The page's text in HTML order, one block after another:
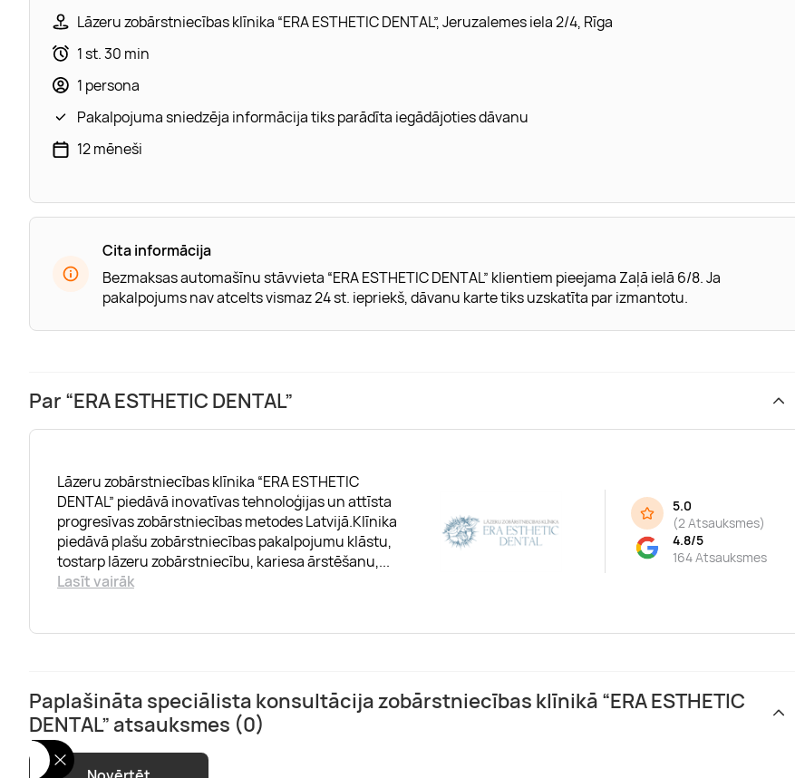
Lāzeru zobārstniecības klīnika “ERA ESTHETIC DENTAL”, Jeruzalemes iela 2/4, Rīga
1 st. 30 min
1 persona
Pakalpojuma sniedzēja informācija tiks parādīta iegādājoties dāvanu
12 mēneši
Cita informācija
Bezmaksas automašīnu stāvvieta “ERA ESTHETIC DENTAL” klientiem pieejama Zaļā ielā 6/8. Ja
pakalpojums nav atcelts vismaz 24 st. iepriekš, dāvanu karte tiks uzskatīta par izmantotu.
Par “ERA ESTHETIC DENTAL”
Lāzeru zobārstniecības klīnika “ERA ESTHETIC
DENTAL” piedāvā inovatīvas tehnoloģijas un attīsta
progresīvas zobārstniecības metodes Latvijā.Klīnika
piedāvā plašu zobārstniecības pakalpojumu klāstu,
tostarp lāzeru zobārstniecību, kariesa ārstēšanu,...
Lasīt vairāk
5.0
(2 Atsauksmes)
4.8/5
164 Atsauksmes
Paplašināta speciālista konsultācija zobārstniecības klīnikā “ERA ESTHETIC
DENTAL” atsauksmes (0)